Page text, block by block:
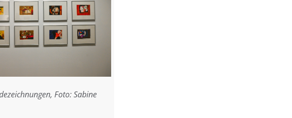
Foto: Sabine